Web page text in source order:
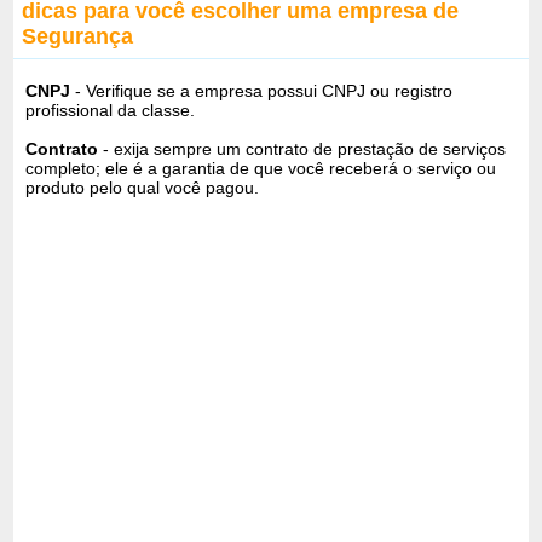
dicas para você escolher uma empresa de
Segurança
CNPJ - Verifique se a empresa possui CNPJ ou registro
profissional da classe.
Contrato - exija sempre um contrato de prestação de serviços
completo; ele é a garantia de que você receberá o serviço ou
produto pelo qual você pagou.